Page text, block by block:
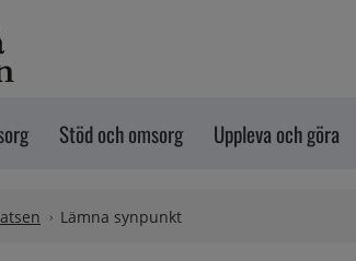
Stöd och omsorg Uppleva och göra
Lämna synpunkt